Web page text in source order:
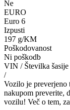
Ne
EURO
Euro 6
Izpusti
197 g/KM
Poškodovanost
Ni poškodb
VIN / Številka šasije
/
Vozilo je preverjeno
nakupom preverite,
vozilu! Več o tem,